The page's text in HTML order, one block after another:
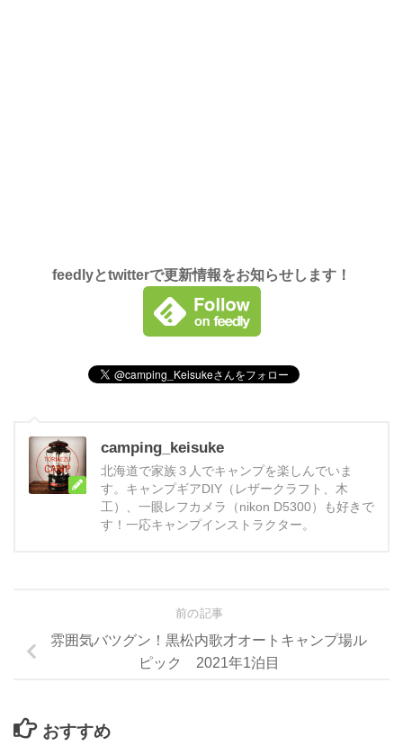
feedlyとtwitterで更新情報をお知らせします！
camping_keisuke
北海道で家族３人でキャンプを楽しんでいま
す。キャンプギアDIY（レザークラフト、木
工）、一眼レフカメラ（nikon D5300）も好きで
す！一応キャンプインストラクター。
前の記事
雰囲気バツグン！黒松内歌才オートキャンプ場ル
ピック 2021年1泊目
おすすめ